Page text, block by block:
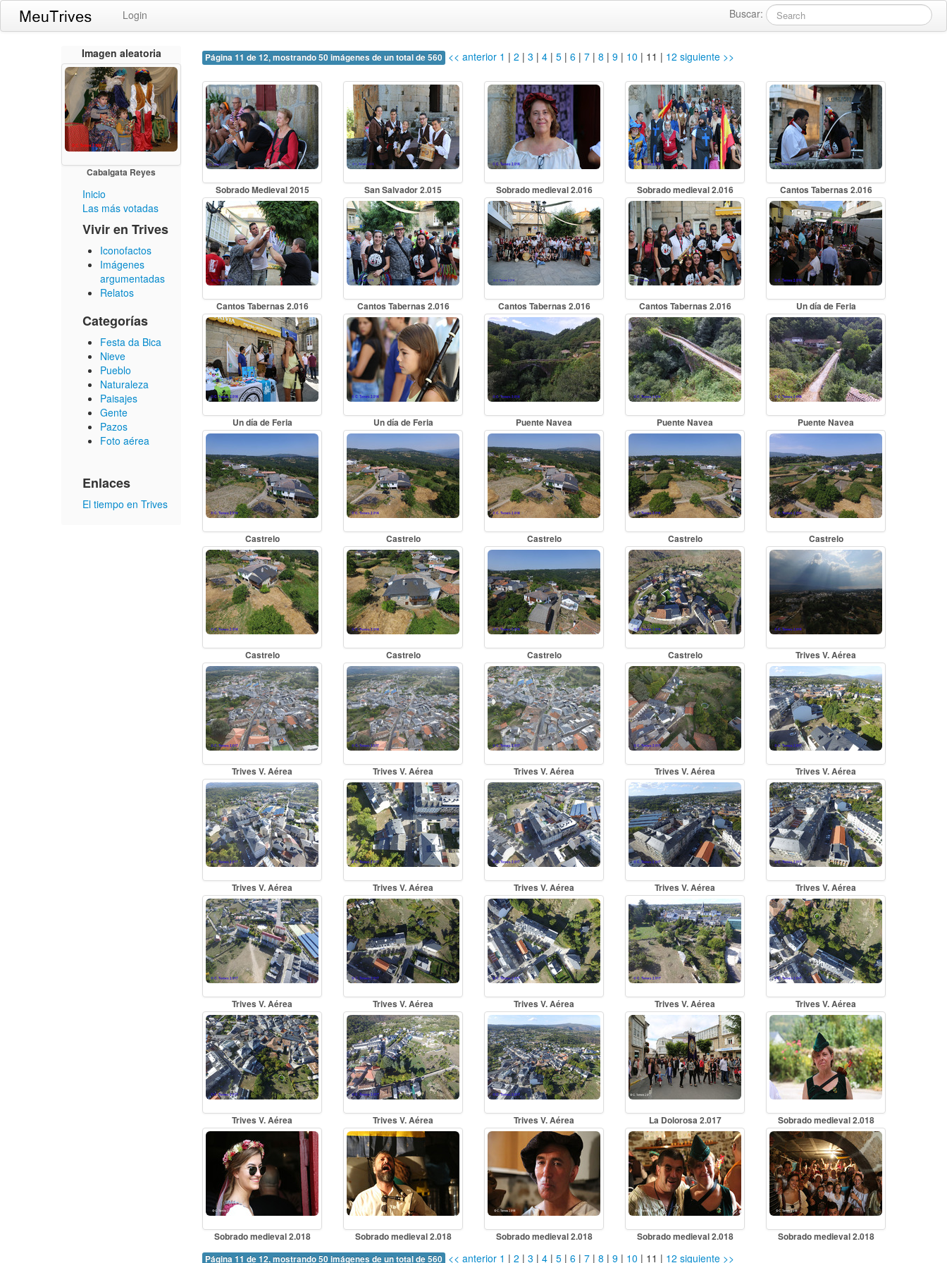
Buscar:
Login
Imagen aleatoria
Cabalgata Reyes
Inicio
Las más votadas
Vivir en Trives
Iconofactos
Imágenes
argumentadas
Relatos
Categorías
Festa da Bica
Nieve
Pueblo
Naturaleza
Paisajes
Gente
Pazos
Foto aérea
Enlaces
El tiempo en Trives
Página 11 de 12, mostrando 50 imágenes de un total de 560 << anterior 1 | 2 | 3 | 4 | 5 | 6 | 7 | 8 | 9 | 10 | 11 | 12 siguiente >>
Sobrado Medieval 2015 San Salvador 2.015 Sobrado medieval 2.016 Sobrado medieval 2.016 Cantos Tabernas 2.016
Cantos Tabernas 2.016 Cantos Tabernas 2.016 Cantos Tabernas 2.016 Cantos Tabernas 2.016 Un día de Feria
Un día de Feria Un día de Feria Puente Navea Puente Navea Puente Navea
Castrelo Castrelo Castrelo Castrelo Castrelo
Castrelo Castrelo Castrelo Castrelo Trives V. Aérea
Trives V. Aérea Trives V. Aérea Trives V. Aérea Trives V. Aérea Trives V. Aérea
Trives V. Aérea Trives V. Aérea Trives V. Aérea Trives V. Aérea Trives V. Aérea
Trives V. Aérea Trives V. Aérea Trives V. Aérea Trives V. Aérea Trives V. Aérea
Trives V. Aérea Trives V. Aérea Trives V. Aérea La Dolorosa 2.017 Sobrado medieval 2.018
Sobrado medieval 2.018 Sobrado medieval 2.018 Sobrado medieval 2.018 Sobrado medieval 2.018 Sobrado medieval 2.018
Página 11 de 12, mostrando 50 imágenes de un total de 560 << anterior 1 | 2 | 3 | 4 | 5 | 6 | 7 | 8 | 9 | 10 | 11 | 12 siguiente >>